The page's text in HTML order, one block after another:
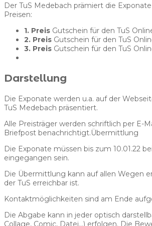
Der TuS Medebach prämiert die
Preisen:
1. Preis Gutschein für den TuS
2. Preis Gutschein für den TuS
3. Preis Gutschein für den TuS
Darstellung
Die Exponate werden u.a. auf der
TuS Medebach präsentiert.
Alle Preisträger werden schriftlich per E-
Briefpost benachrichtigt.Übermittlung
Die Exponate müssen bis zum 10.01.22
eingegangen sein.
Die Übermittlung kann auf allen Wegen
der TuS erreichbar ist.
Kontaktmöglichkeiten sind am Ende
Die Abgabe kann in jeder optisch
Collage, Comic, Datei…) erfolgen. Die